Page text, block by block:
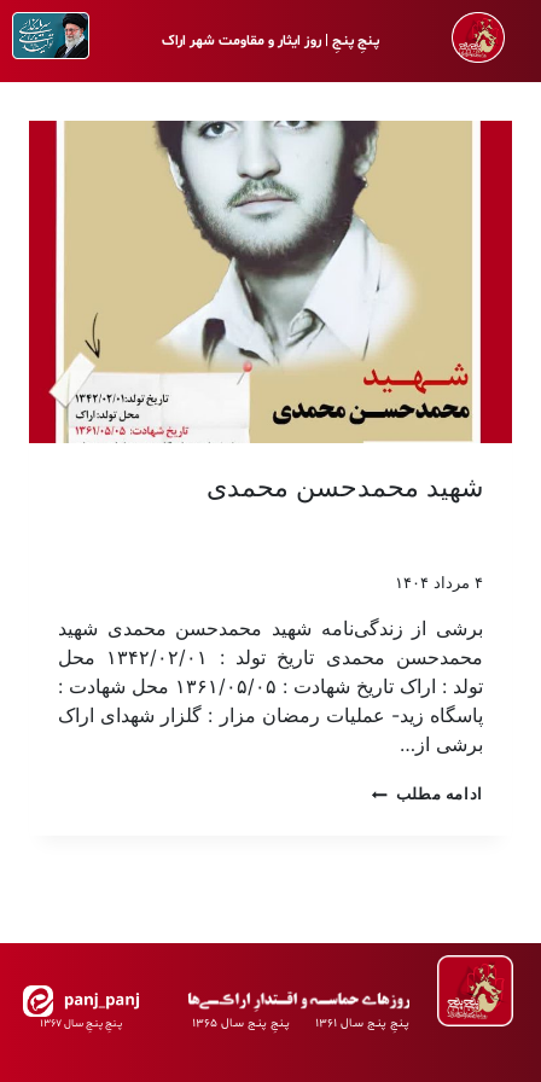
پـنجِ پنـجِ | روز ایثار و مقاومت شهر اراک
شهید محمدحسن محمدی
۴ مرداد ۱۴۰۴
برشی از زندگی‌نامه شهید محمدحسن محمدی شهید
محمدحسن محمدی تاریخ تولد : ۱۳۴۲/۰۲/۰۱ محل
تولد : اراک تاریخ شهادت : ۱۳۶۱/۰۵/۰۵ محل شهادت :
پاسگاه زید- عملیات رمضان مزار : گلزار شهدای اراک
برشی از…
ادامه مطلب
پـنجِ پنـج سـال ۱۳۶۱ پـنجِ پنـج سـال ۱۳۶۵ پـنجِ پنـجِ سـال ۱۳۶۷